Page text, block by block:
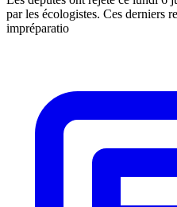
par les écologistes. Ces derniers
impréparatio